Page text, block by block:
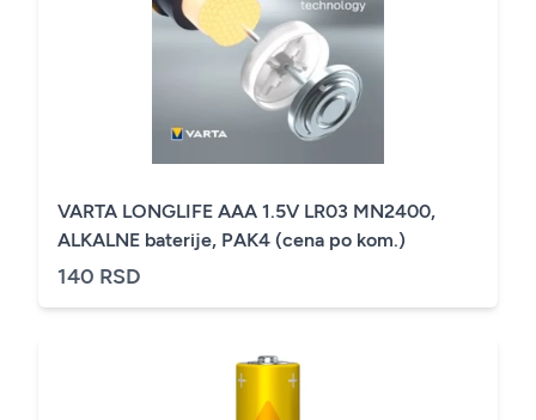
VARTA LONGLIFE AAA 1.5V LR03 MN2400,
ALKALNE baterije, PAK4 (cena po kom.)
140 RSD